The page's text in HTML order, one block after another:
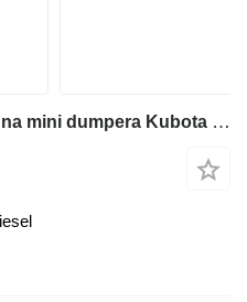
Motor Kubota V3800-T-E3B na mini dumpera Kubota V3800-T-E3B